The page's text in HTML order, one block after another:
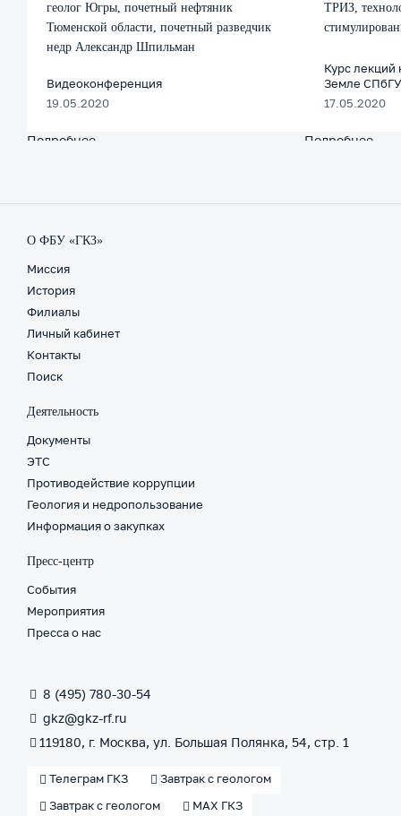
геолог Югры, почетный нефтяник
Тюменской области, почетный разведчик
недр Александр Шпильман
Видеоконференция
19.05.2020
Подробнее
ГКЗ,
ООО
минералогических
Югры,
разведчик
ТРИЗ,
Курс лекций
Земле
17.05.2020
Подробнее
8 (495) 780-30-54
gkz@gkz-rf.ru
119180, г. Москва, ул. Большая Полянка, 54, стр. 1
Телеграм ГКЗ Завтрак с геологом
Завтрак с геологом МАХ ГКЗ
О ФБУ «ГКЗ»
Миссия
История
Филиалы
Личный кабинет
Контакты
Поиск
Деятельность
Документы
ЭТС
Противодействие коррупции
Геология и недропользование
Информация о закупках
Пресс-центр
События
Мероприятия
Пресса о нас